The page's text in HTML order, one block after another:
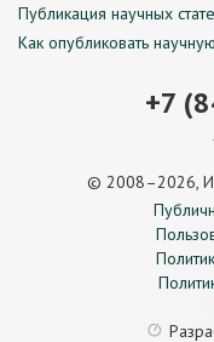
Публикация научных
Как опубликовать
+7
© 2008–2026,